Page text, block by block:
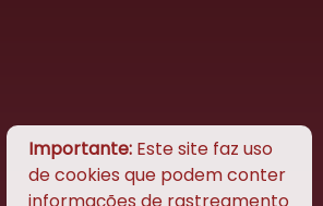
Importante: Este site faz uso
de cookies que podem conter